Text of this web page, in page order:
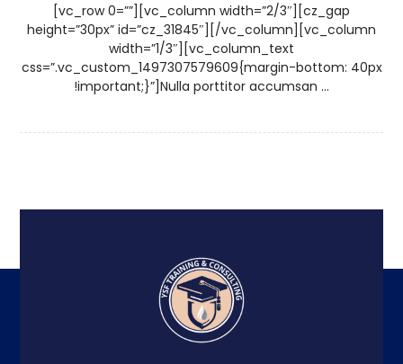
[vc_row 0=””][vc_column width=”2/3″][cz_gap
height=”30px” id=”cz_31845″][/vc_column][vc_column
width=”1/3″][vc_column_text
css=”.vc_custom_1497307579609{margin-bottom: 40px
!important;}”]Nulla porttitor accumsan ...